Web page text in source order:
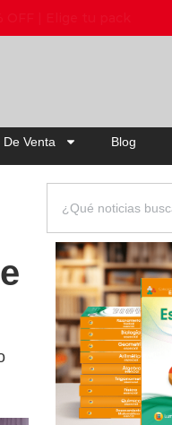
De Venta Blog